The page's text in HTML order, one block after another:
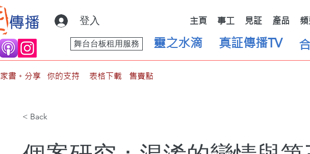
登入 主頁 事工 見証 產品
靈之水滴
舞台台板租用服務 真証傳播TV
家書。分享 你的支持 表格下載 售賣點
< Back